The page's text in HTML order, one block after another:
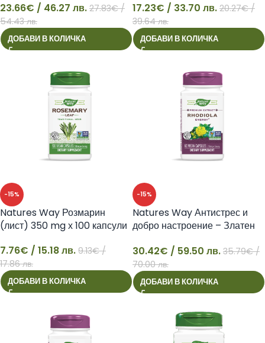
23
23.66€ / 46.27 лв. 27.83€/
54.43 лв.
ДОБАВИ В КОЛИЧКА
17
17.23€ / 33.70 лв. 20.27€/
39.64 лв.
ДОБАВИ В КОЛИЧКА
-15%
7
Natures Way Розмарин
(лист) 350 mg х 100 капсули
7.76€ / 15.18 лв. 9.13€/
17.86 лв.
ДОБАВИ В КОЛИЧКА
-15%
30
Natures Way Антистрес и
добро настроение – Златен
250 mg, 60 капсули
30.42€ / 59.50 лв. 35.79€/
70.00 лв.
ДОБАВИ В КОЛИЧКА